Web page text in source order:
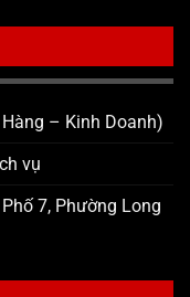
– Kinh Doanh)
vụ
7, Phường Long